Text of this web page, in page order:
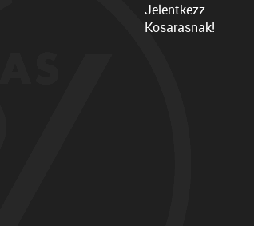
Jelentkezz
Kosarasnak!